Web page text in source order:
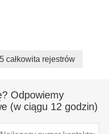
całkowita rejestrów
Odpowiemy
(w ciągu 12 godzin)